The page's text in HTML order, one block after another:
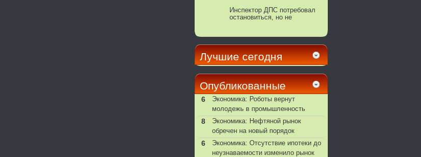
Инспектор ДПС потребовал
остановиться, но не
Лучшие сегодня
Опубликованные
6
Экономика: Роботы вернут
молодежь в промышленность
8
Экономика: Нефтяной рынок
обречен на новый порядок
6
Экономика: Отсутствие ипотеки до
неузнаваемости изменило рынок